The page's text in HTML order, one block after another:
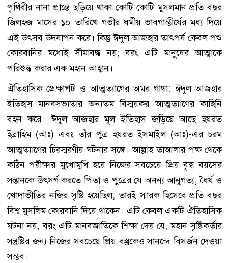
পৃথিবীর নানা প্রান্তে ছড়িয়ে থাকা কোটি কোটি মুসলমান প্রতি বছর
জিলহজ মাসের ১০ তারিখে গভীর ধর্মীয় ভাবগাম্ভীর্যের মধ্য দিয়ে
এই উৎসব উদযাপন করে। কিন্তু ঈদুল আজহার তাৎপর্য কেবল পশু
কোরবানির মধ্যেই সীমাবদ্ধ নয়; বরং এটি মানুষের আত্মাকে
পরিশুদ্ধ করার এক মহান আহ্বান।
ঐতিহাসিক প্রেক্ষাপট ও আত্মত্যাগের অমর গাথা: ঈদুল আজহার
ইতিহাস মানবসভ্যতার অন্যতম বিস্ময়কর আত্মত্যাগের কাহিনি
বহন করে। ঈদুল আজহার মূল ইতিহাস জড়িয়ে আছে হযরত
ইব্রাহিম (আঃ) এবং তাঁর পুত্র হযরত ইসমাইল (আঃ)-এর চরম
আত্মত্যাগের চিরস্মরণীয় ঘটনার সঙ্গে। আল্লাহ তাআলার পক্ষ থেকে
কঠিন পরীক্ষার মুখোমুখি হয়ে নিজের সবচেয়ে প্রিয় বৃদ্ধ বয়সের
সন্তানকে উৎসর্গ করতে পিতা ও পুত্রের যে অনন্য আনুগত্য, ধৈর্য ও
খোদাভীতির নজির সৃষ্টি হয়েছিল, তারই স্মারক হিসেবে প্রতি বছর
বিশ্ব মুসলিম কোরবানি দিয়ে থাকেন। এটি কেবল একটি ঐতিহাসিক
ঘটনা নয়, বরং এটি মানবজাতিকে শিক্ষা দেয় যে, মহান সৃষ্টিকর্তার
সন্তুষ্টির জন্য নিজের সবচেয়ে প্রিয় বস্তুকেও সানন্দে বিসর্জন দেওয়া
সম্ভব।